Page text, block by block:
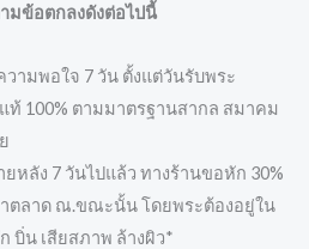
มข้อตกลงดังต่อไปนี้
ามพอใจ 7 วัน ตั้งแต่วันรับพระ
ท้ 100% ตามมาตรฐานสากล สมาคม
หลัง 7 วันไปแล้ว ทางร้านขอหัก 30%
ตลาด ณ.ขณะนั้น โดยพระต้องอยู่ใน
บิ่น เสียสภาพ ล้างผิว*